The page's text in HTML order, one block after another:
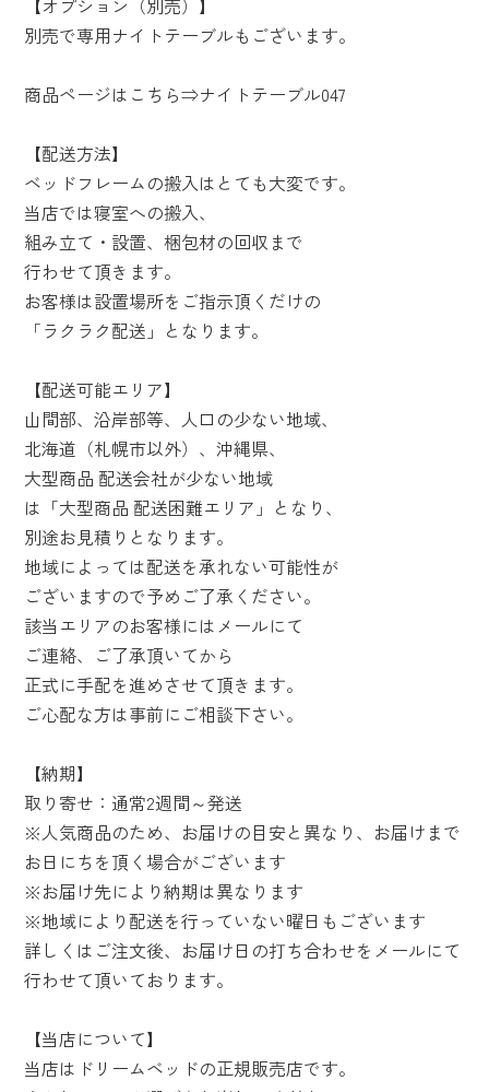
【オプション（別売）】
別売で専用ナイトテーブルもございます。
商品ページはこちら⇒ナイトテーブル047
【配送方法】
ベッドフレームの搬入はとても大変です。
当店では寝室への搬入、
組み立て・設置、梱包材の回収まで
行わせて頂きます。
お客様は設置場所をご指示頂くだけの
「ラクラク配送」となります。
【配送可能エリア】
山間部、沿岸部等、人口の少ない地域、
北海道（札幌市以外）、沖縄県、
大型商品 配送会社が少ない地域
は「大型商品 配送困難エリア」となり、
別途お見積りとなります。
地域によっては配送を承れない可能性が
ございますので予めご了承ください。
該当エリアのお客様にはメールにて
ご連絡、ご了承頂いてから
正式に手配を進めさせて頂きます。
ご心配な方は事前にご相談下さい。
【納期】
取り寄せ：通常2週間～発送
※人気商品のため、お届けの目安と異なり、お届けまで
お日にちを頂く場合がございます
※お届け先により納期は異なります
※地域により配送を行っていない曜日もございます
詳しくはご注文後、お届け日の打ち合わせをメールにて
行わせて頂いております。
【当店について】
当店はドリームベッドの正規販売店です。